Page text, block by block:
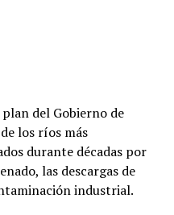
del Gobierno de
los ríos más
durante décadas por
las descargas de
industrial.